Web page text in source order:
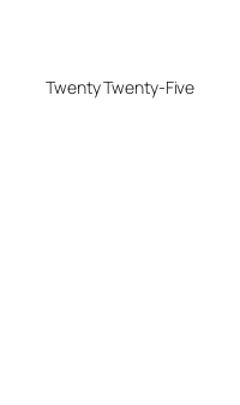
Twenty Twenty-Five